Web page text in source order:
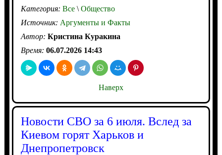
Категория: Все\Общество
Источник: Аргументы и Факты
Автор: Кристина Куракина
Время: 06.07.2026 14:43
Наверх
Новости СВО за 6 июля. Вслед за
Киевом горят Харьков и
Днепропетровск